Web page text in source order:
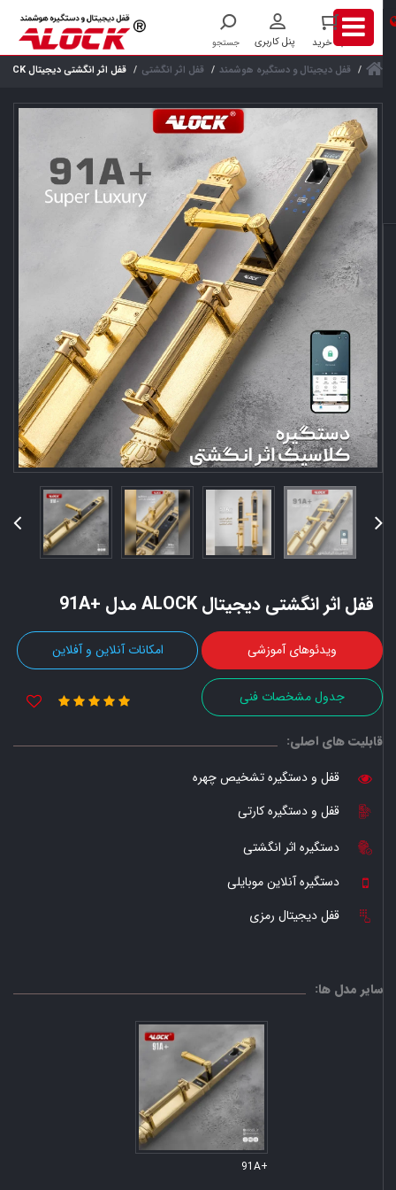
قفل دیجیتال و دستگیره هوشمند قفل اثر انگشتی قفل اثر انگشتی دیجیتال ALOCK مدل +91A
قفل اثر انگشتی دیجیتال ALOCK مدل +91A
ویدئوهای آموزشی امکانات آنلاین و آفلاین
جدول مشخصات فنی
قابلیت های اصلی:
قفل و دستگیره تشخیص چهره
قفل و دستگیره کارتی
دستگیره اثر انگشتی
دستگیره آنلاین موبایلی
قفل دیجیتال رمزی
سایر مدل ها: